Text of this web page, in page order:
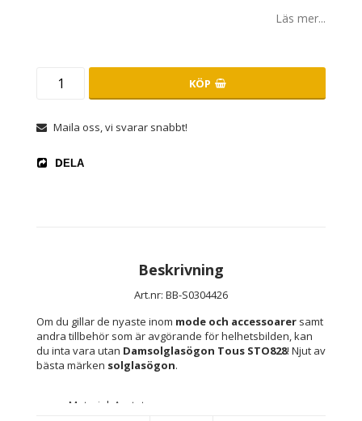
Läs mer...
KÖP
Maila oss, vi svarar snabbt!
DELA
Beskrivning
Art.nr: BB-S0304426
Om du gillar de nyaste inom mode och accessoarer samt
andra tillbehör som är avgörande för helhetsbilden, kan
du inta vara utan Damsolglasögon Tous STO828! Njut av
bästa märken solglasögon.
Material: Acetat